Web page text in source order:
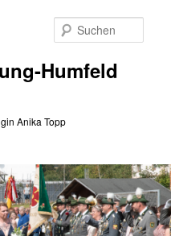
Humfeld
Anika Topp